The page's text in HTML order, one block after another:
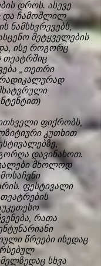
დროს. ასევე
და ჩამოშლილ
ნამსხვრევებს,
მეტყველების
ისე როგორც
თეატრშიც
„თეთრი
რადიკალურად
ფიქრობს,
კუთხით
დავინახოთ.
მხოლოდ
ფესტივალი
რათა
წრეები ისედაც
სხვა